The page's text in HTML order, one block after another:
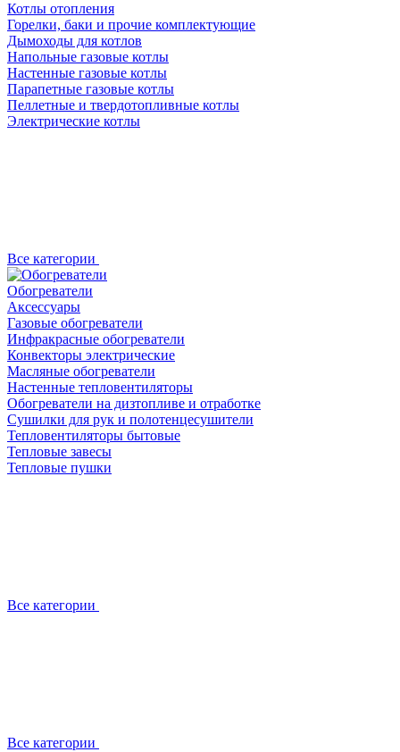
Котлы отопления
Горелки, баки и прочие комплектующие
Дымоходы для котлов
Напольные газовые котлы
Настенные газовые котлы
Парапетные газовые котлы
Пеллетные и твердотопливные котлы
Электрические котлы
Все категории
Обогреватели
Аксессуары
Газовые обогреватели
Инфракрасные обогреватели
Конвекторы электрические
Масляные обогреватели
Настенные тепловентиляторы
Обогреватели на дизтопливе и отработке
Сушилки для рук и полотенцесушители
Тепловентиляторы бытовые
Тепловые завесы
Тепловые пушки
Все категории
Все категории